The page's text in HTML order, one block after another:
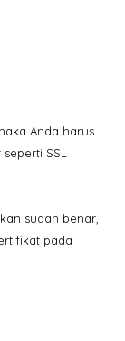
Anda harus
SSL
sudah benar,
pada